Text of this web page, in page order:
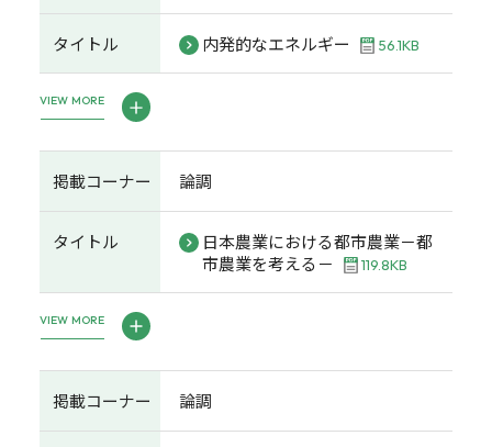
タイトル 内発的なエネルギー 56.1KB
VIEW MORE
掲載コーナー 論調
タイトル
日本農業における都市農業－都
市農業を考える－
119.8KB
VIEW MORE
掲載コーナー 論調